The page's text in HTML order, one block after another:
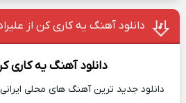
دانلود آهنگ یه کاری کن از
دانلود آهنگ یه کاری
دانلود جدید ترین آهنگ های محلی